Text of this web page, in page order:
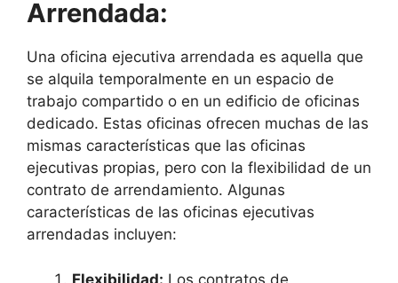
Arrendada:
Una oficina ejecutiva arrendada es aquella que
se alquila temporalmente en un espacio de
trabajo compartido o en un edificio de oficinas
dedicado. Estas oficinas ofrecen muchas de las
mismas características que las oficinas
ejecutivas propias, pero con la flexibilidad de un
contrato de arrendamiento. Algunas
características de las oficinas ejecutivas
arrendadas incluyen:
Flexibilidad: Los contratos de